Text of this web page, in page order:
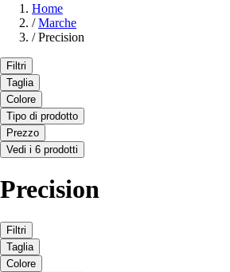
Home
/ Marche
/ Precision
Filtri
Taglia
Colore
Tipo di prodotto
Prezzo
Vedi i 6 prodotti
Precision
Filtri
Taglia
Colore